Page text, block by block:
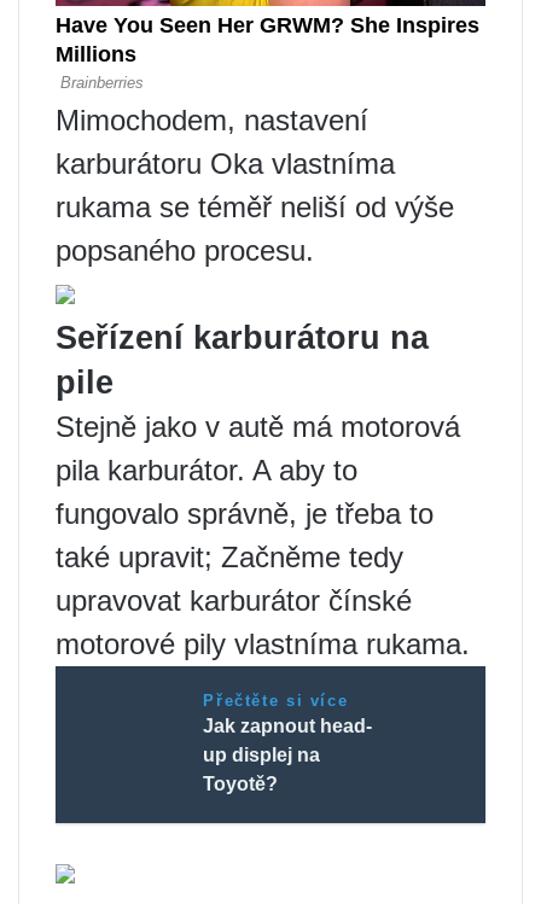
Mimochodem, nastavení
karburátoru Oka vlastníma
rukama se téměř neliší od výše
popsaného procesu.
Seřízení karburátoru na
pile
Stejně jako v autě má motorová
pila karburátor. A aby to
fungovalo správně, je třeba to
také upravit; Začněme tedy
upravovat karburátor čínské
motorové pily vlastníma rukama.
Přečtěte si více
Jak zapnout head-
up displej na
Toyotě?